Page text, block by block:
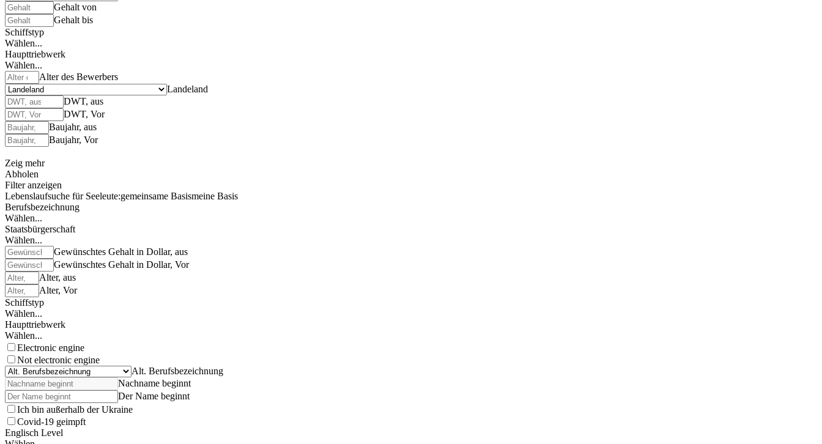
Gehalt von
Gehalt bis
Schiffstyp
Wählen...
Haupttriebwerk
Wählen...
Alter des Bewerbers
Landeland
DWT, aus
DWT, Vor
Baujahr, aus
Baujahr, Vor
Zeig mehr
Abholen
Filter anzeigen
Lebenslaufsuche für Seeleute:gemeinsame Basismeine Basis
Berufsbezeichnung
Wählen...
Staatsbürgerschaft
Wählen...
Gewünschtes Gehalt in Dollar, aus
Gewünschtes Gehalt in Dollar, Vor
Alter, aus
Alter, Vor
Schiffstyp
Wählen...
Haupttriebwerk
Wählen...
Electronic engine
Not electronic engine
Alt. Berufsbezeichnung
Nachname beginnt
Der Name beginnt
Ich bin außerhalb der Ukraine
Covid-19 geimpft
Englisch Level